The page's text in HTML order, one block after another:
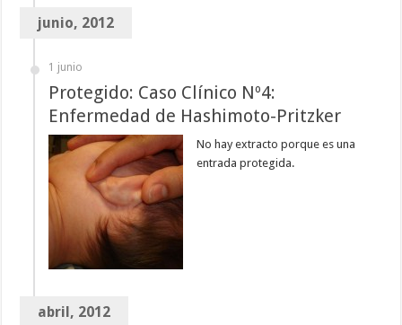
junio, 2012
1 junio
Protegido: Caso Clínico Nº4:
Enfermedad de Hashimoto-Pritzker
No hay extracto porque es una
entrada protegida.
abril, 2012